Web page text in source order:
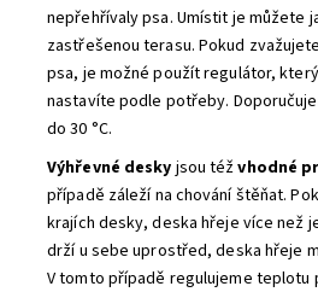
nepřehřívaly psa. Umístit je můžete
zastřešenou terasu. Pokud
psa, je možné použít regulátor,
nastavíte podle potřeby.
do 30 °C.
Výhřevné desky jsou téžvhodné
případě záleží na chování štěňat.
krajích desky, deska hřeje více než
drží u sebe uprostřed, deska hřeje
V tomto případě regulujeme teplotu